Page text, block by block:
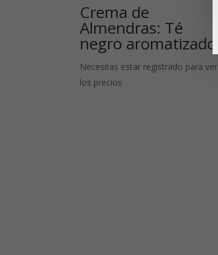
Crema de
Almendras: Té
negro aromatizado
Necesitas estar registrado para ver
los precios